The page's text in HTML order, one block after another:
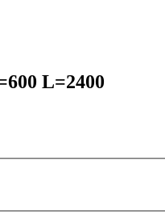
L=2400